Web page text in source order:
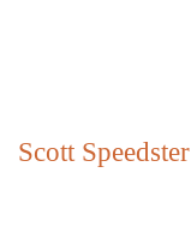
Scott